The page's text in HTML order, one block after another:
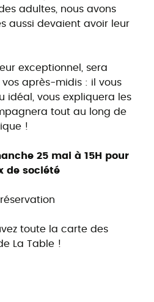
adultes, nous avons
aussi devaient avoir leur
exceptionnel, sera
après-midis : il vous
idéal, vous expliquera les
tout au long de
!
25 mai à 15H pour
de société
toute la carte des
La Table !